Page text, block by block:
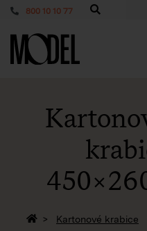
800 10 10 77
PackShop
Zpět na homepage
Kartonové krabice